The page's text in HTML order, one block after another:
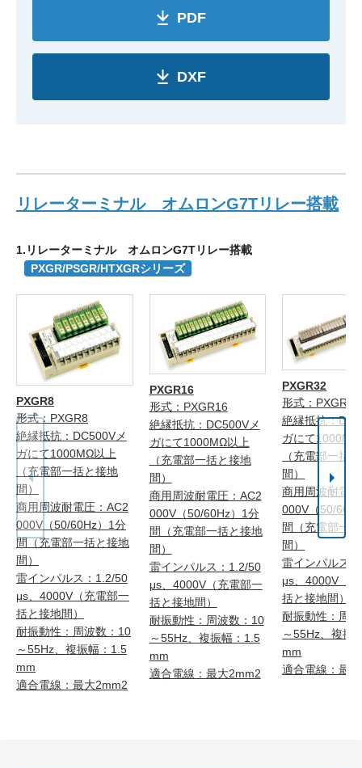
PDF
DXF
リレーターミナル オムロンG7Tリレー搭載
1.リレーターミナル オムロンG7Tリレー搭載
PXGR/PSGR/HTXGRシリーズ
PXGR8
形式：PXGR8
絶縁抵抗：DC500Vメ
ガにて1000MΩ以上
（充電部一括と接地
間）
商用周波耐電圧：AC2
000V（50/60Hz）1分
間（充電部一括と接地
間）
雷インパルス：1.2/50
μs、4000V（充電部一
括と接地間）
耐振動性：周波数：10
～55Hz、複振幅：1.5
mm
適合電線：最大2mm2
PXGR16
形式：PXGR16
絶縁抵抗：DC500Vメ
ガにて1000MΩ以上
（充電部一括と接地
間）
商用周波耐電圧：AC2
000V（50/60Hz）1分
間（充電部一括と接地
間）
雷インパルス：1.2/50
μs、4000V（充電部一
括と接地間）
耐振動性：周波数：10
～55Hz、複振幅：1.5
mm
適合電線：最大2mm2
PXGR32
形式：PXGR32
絶縁抵抗：
ガにて1000MΩ
（充電部一括
間）
商用周波耐電
000V（50/
間（充電部一
間）
雷インパルス
μs、4000V（
括と接地間）
耐振動性：周
～55Hz、複振
mm
適合電線：最